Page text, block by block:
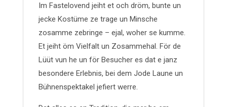
Im Fastelovend jeiht et och dröm, bunte un
jecke Kostüme ze trage un Minsche
zosamme zebringe – ejal, woher se kumme.
Et jeiht öm Vielfalt un Zosammehal. För de
Lüüt vun he un för Besucher es dat e janz
besondere Erlebnis, bei dem Jode Laune un
Bühnenspektakel jefiert werre.